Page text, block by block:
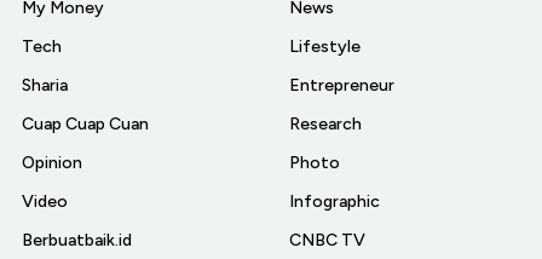
My Money
Tech
Sharia
Cuap Cuap Cuan
Opinion
Video
Berbuatbaik.id
News
Lifestyle
Entrepreneur
Research
Photo
Infographic
CNBC TV